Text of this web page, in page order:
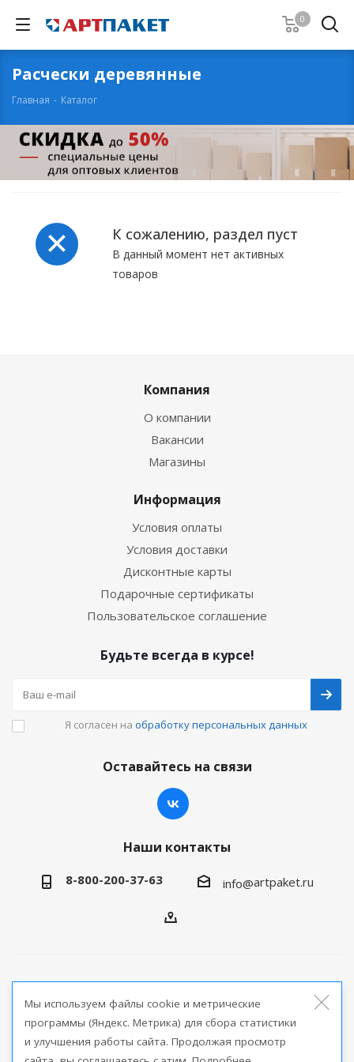
0
Расчески деревянные
Главная - Каталог
К сожалению, раздел пуст
В данный момент нет активных
товаров
Компания
О компании
Вакансии
Магазины
Информация
Условия оплаты
Условия доставки
Дисконтные карты
Подарочные сертификаты
Пользовательское соглашение
Будьте всегда в курсе!
Я согласен на обработку персональных данных
Оставайтесь на связи
Наши контакты
8-800-200-37-63 info@artpaket.ru
продукции
Версия для печати
Мы используем файлы cookie и метрические
программы (Яндекс. Метрика) для сбора статистики
и улучшения работы сайта. Продолжая просмотр